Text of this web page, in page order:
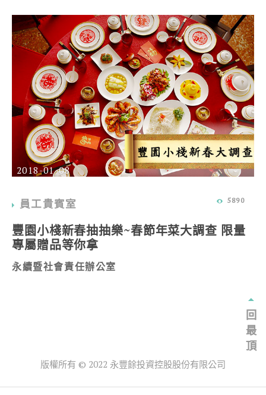
回
最
頂
2018-01-08
員工貴賓室 5890
豐園小棧新春抽抽樂~春節年菜大調查 限量
專屬贈品等你拿
永續暨社會責任辦公室
版權所有 © 2022 永豐餘投資控股股份有限公司